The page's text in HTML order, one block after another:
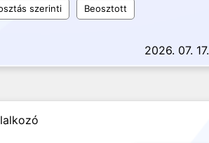
szerinti Beosztott
2026. 07. 17.